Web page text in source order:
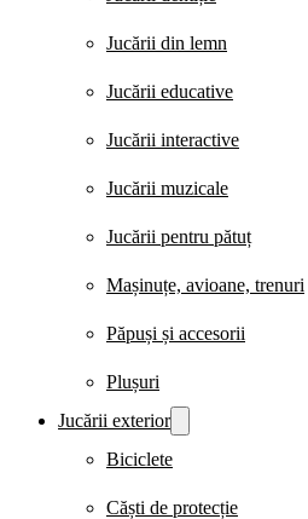
Jucării din lemn
Jucării educative
Jucării interactive
Jucării muzicale
Jucării pentru pătuț
Mașinuțe, avioane, trenuri
Păpuși și accesorii
Plușuri
Jucării exterior
Biciclete
Căști de protecție